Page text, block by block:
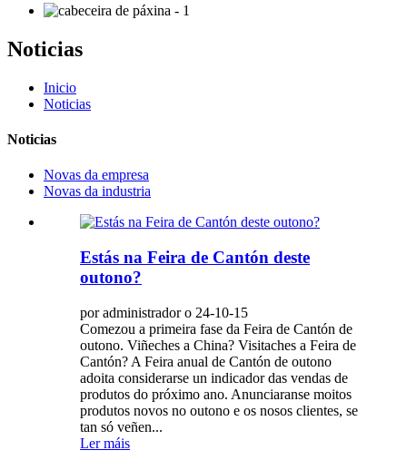
Noticias
Inicio
Noticias
Noticias
Novas da empresa
Novas da industria
Estás na Feira de Cantón deste
outono?
por administrador o 24-10-15
Comezou a primeira fase da Feira de Cantón de
outono. Viñeches a China? Visitaches a Feira de
Cantón? A Feira anual de Cantón de outono
adoita considerarse un indicador das vendas de
produtos do próximo ano. Anunciaranse moitos
produtos novos no outono e os nosos clientes, se
tan só veñen...
Ler máis